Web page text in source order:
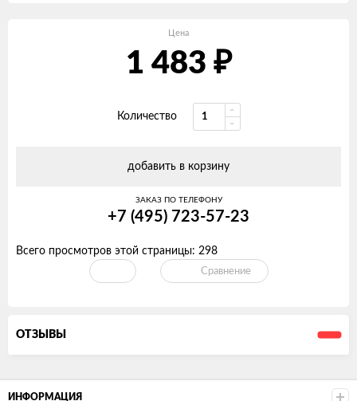
Цена
1 483 ₽
Количество
добавить в корзину
ЗАКАЗ ПО ТЕЛЕФОНУ
+7 (495) 723-57-23
Всего просмотров этой страницы: 298
Сравнение
ОТЗЫВЫ
ИНФОРМАЦИЯ